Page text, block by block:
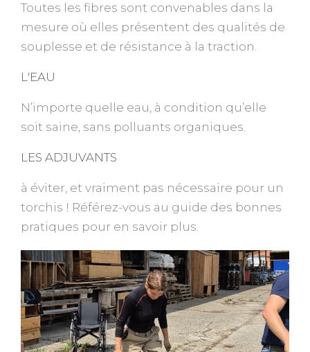
Toutes les fibres sont convenables dans la
mesure où elles présentent des qualités de
souplesse et de résistance à la traction.
L'EAU
N’importe quelle eau, à condition qu’elle
soit saine, sans polluants organiques.
LES ADJUVANTS
à éviter, et vraiment pas nécessaire pour un
torchis ! Référez-vous au guide des bonnes
pratiques pour en savoir plus.